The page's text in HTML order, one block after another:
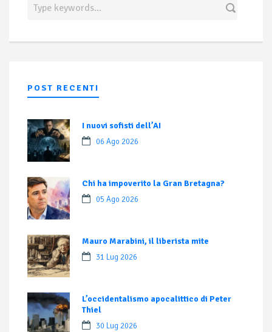
POST RECENTI
I nuovi sofisti dell’AI
06 Ago 2026
Chi ha impoverito la Gran Bretagna?
05 Ago 2026
Mauro Marabini, il liberista mite
31 Lug 2026
L’occidentalismo apocalittico di Peter
Thiel
30 Lug 2026